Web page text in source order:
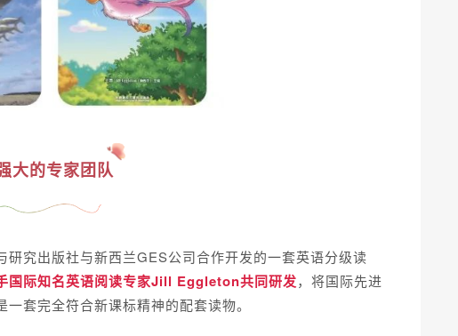
大的专家团队
究出版社与新西兰GES公司合作开发的一套英语分级读
国际知名英语阅读专家Jill Eggleton共同研发，将国际先进
套完全符合新课标精神的配套读物。